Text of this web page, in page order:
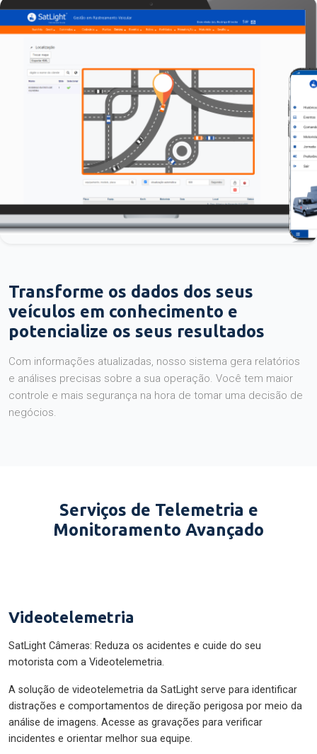
Transforme os dados dos seus
veículos em conhecimento e
potencialize os seus resultados
Com informações atualizadas, nosso sistema gera relatórios
e análises precisas sobre a sua operação. Você tem maior
controle e mais segurança na hora de tomar uma decisão de
negócios.
Serviços de Telemetria e
Monitoramento Avançado
Videotelemetria
SatLight Câmeras: Reduza os acidentes e cuide do seu
motorista com a Videotelemetria.
A solução de videotelemetria da SatLight serve para identificar
distrações e comportamentos de direção perigosa por meio da
análise de imagens. Acesse as gravações para verificar
incidentes e orientar melhor sua equipe.